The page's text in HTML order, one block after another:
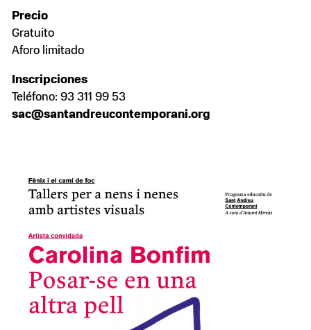
Precio
Gratuito
Aforo limitado
Inscripciones
Teléfono: 93 311 99 53
sac@santandreucontemporani.org